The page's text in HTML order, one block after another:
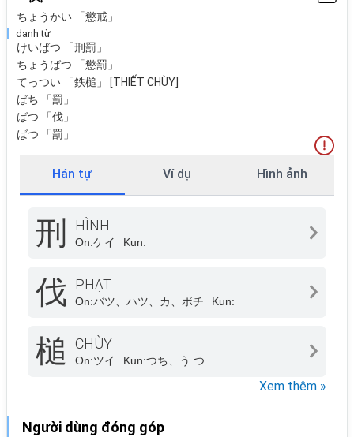
ちょうかい 「懲戒」
danh từ
けいばつ 「刑罰」
ちょうばつ 「懲罰」
てっつい 「鉄槌」 [THIẾT CHÙY]
ばち 「罰」
ばつ 「伐」
ばつ 「罰」
Hán tự Ví dụ Hình ảnh
刑 HÌNH
On:ケイ Kun:
伐 PHẠT
On:バツ、ハツ、カ、ボチ Kun:
槌 CHÙY
On:ツイ Kun:つち、う.つ
Xem thêm »
Người dùng đóng góp